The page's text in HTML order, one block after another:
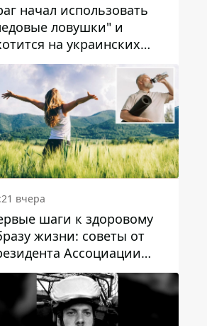
начал использовать
ловушки" и
на украинских
вчера
шаги к здоровому
жизни: советы от
Ассоциации
Украины